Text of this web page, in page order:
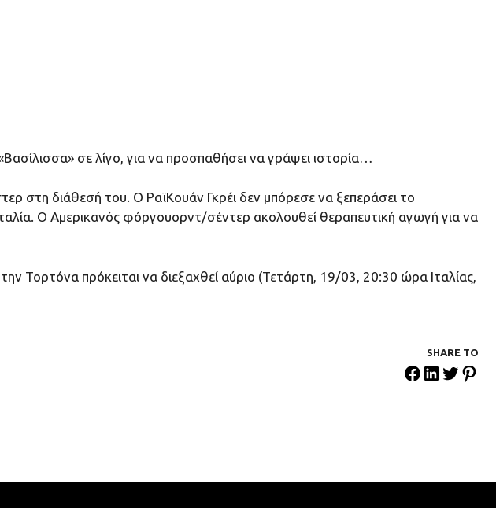
σε λίγο, για να προσπαθήσει να γράψει ιστορία…
στη διάθεσή του. Ο ΡαϊΚουάν Γκρέι δεν μπόρεσε να ξεπεράσει το
Ο Αμερικανός φόργουορντ/σέντερ ακολουθεί θεραπευτική αγωγή για να
Τορτόνα πρόκειται να διεξαχθεί αύριο (Τετάρτη, 19/03, 20:30 ώρα Ιταλίας,
SHARE ΤΟ